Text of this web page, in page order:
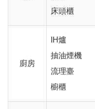
床頭櫃
廚房
IH爐
抽油煙機
流理臺
櫥櫃